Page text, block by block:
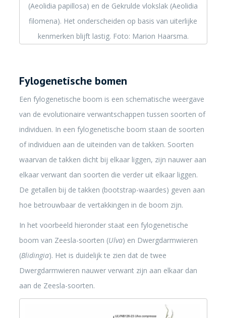
(Aeolidia papillosa) en de Gekrulde vlokslak (Aeolidia
filomena). Het onderscheiden op basis van uiterlijke
kenmerken blijft lastig. Foto: Marion Haarsma.
Fylogenetische bomen
Een fylogenetische boom is een schematische weergave
van de evolutionaire verwantschappen tussen soorten of
individuen. In een fylogenetische boom staan de soorten
of individuen aan de uiteinden van de takken. Soorten
waarvan de takken dicht bij elkaar liggen, zijn nauwer aan
elkaar verwant dan soorten die verder uit elkaar liggen.
De getallen bij de takken (bootstrap-waardes) geven aan
hoe betrouwbaar de vertakkingen in de boom zijn.
In het voorbeeld hieronder staat een fylogenetische
boom van Zeesla-soorten (Ulva) en Dwergdarmwieren
(Blidingia). Het is duidelijk te zien dat de twee
Dwergdarmwieren nauwer verwant zijn aan elkaar dan
aan de Zeesla-soorten.